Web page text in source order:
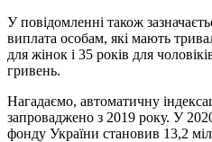
У повідомленні також
виплата особам, які мають
для жінок і 35 років для
гривень.
Нагадаємо, автоматичну
запроваджено з 2019 року. У
фонду України становив 13,2